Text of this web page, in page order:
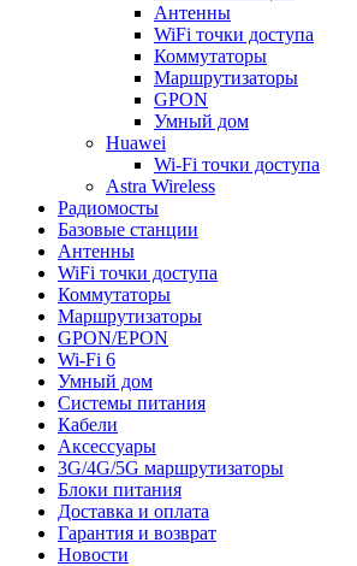
Антенны
WiFi точки доступа
Коммутаторы
Маршрутизаторы
GPON
Умный дом
Huawei
Wi-Fi точки доступа
Astra Wireless
Радиомосты
Базовые станции
Антенны
WiFi точки доступа
Коммутаторы
Маршрутизаторы
GPON/EPON
Wi-Fi 6
Умный дом
Системы питания
Кабели
Аксессуары
3G/4G/5G маршрутизаторы
Блоки питания
Доставка и оплата
Гарантия и возврат
Новости